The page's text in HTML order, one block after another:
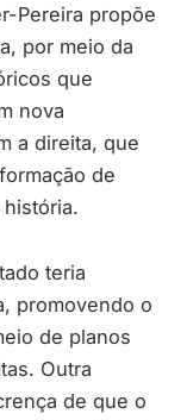
Pereira propõe
por meio da
que
nova
a direita, que
de
teria
promovendo o
de planos
Outra
de que o